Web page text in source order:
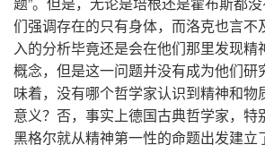
们强调存在的只有身体，而洛克也言不
入的分析毕竟还是会在他们那里发现精
概念，但是这一问题并没有成为他们研
味着，没有哪个哲学家认识到精神和物
意义？否，事实上德国古典哲学家，特
黑格尔就从精神第一性的命题出发建